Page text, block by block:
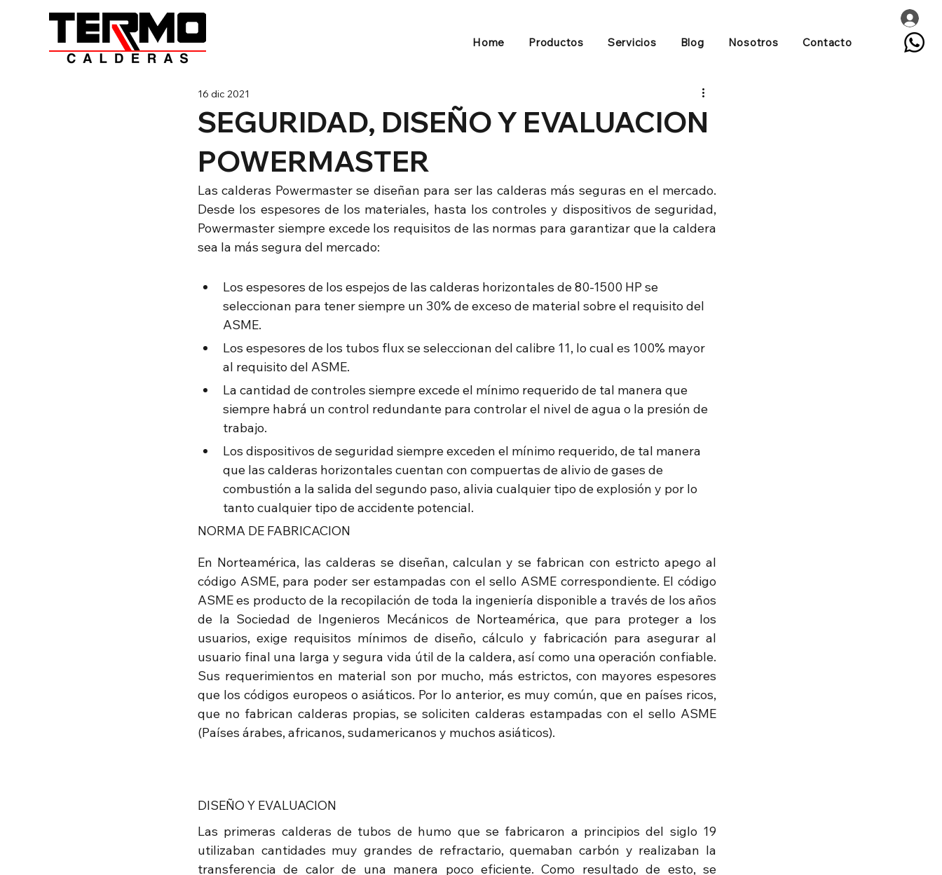
Home Productos Servicios Blog Nosotros Contacto
SEGURIDAD, DISEÑO Y EVALUACION
POWERMASTER
16 dic 2021
Las calderas Powermaster se diseñan para ser las calderas más seguras en el mercado.
Desde los espesores de los materiales, hasta los controles y dispositivos de seguridad,
Powermaster siempre excede los requisitos de las normas para garantizar que la caldera
sea la más segura del mercado:
Los espesores de los espejos de las calderas horizontales de 80-1500 HP se
seleccionan para tener siempre un 30% de exceso de material sobre el requisito del
ASME.
Los espesores de los tubos flux se seleccionan del calibre 11, lo cual es 100% mayor
al requisito del ASME.
La cantidad de controles siempre excede el mínimo requerido de tal manera que
siempre habrá un control redundante para controlar el nivel de agua o la presión de
trabajo.
Los dispositivos de seguridad siempre exceden el mínimo requerido, de tal manera
que las calderas horizontales cuentan con compuertas de alivio de gases de
combustión a la salida del segundo paso, alivia cualquier tipo de explosión y por lo
tanto cualquier tipo de accidente potencial.
NORMA DE FABRICACION
En Norteamérica, las calderas se diseñan, calculan y se fabrican con estricto apego al
código ASME, para poder ser estampadas con el sello ASME correspondiente. El código
ASME es producto de la recopilación de toda la ingeniería disponible a través de los años
de la Sociedad de Ingenieros Mecánicos de Norteamérica, que para proteger a los
usuarios, exige requisitos mínimos de diseño, cálculo y fabricación para asegurar al
usuario final una larga y segura vida útil de la caldera, así como una operación confiable.
Sus requerimientos en material son por mucho, más estrictos, con mayores espesores
que los códigos europeos o asiáticos. Por lo anterior, es muy común, que en países ricos,
que no fabrican calderas propias, se soliciten calderas estampadas con el sello ASME
(Países árabes, africanos, sudamericanos y muchos asiáticos).
DISEÑO Y EVALUACION
Las primeras calderas de tubos de humo que se fabricaron a principios del siglo 19
utilizaban cantidades muy grandes de refractario, quemaban carbón y realizaban la
transferencia de calor de una manera poco eficiente. Como resultado de esto, se